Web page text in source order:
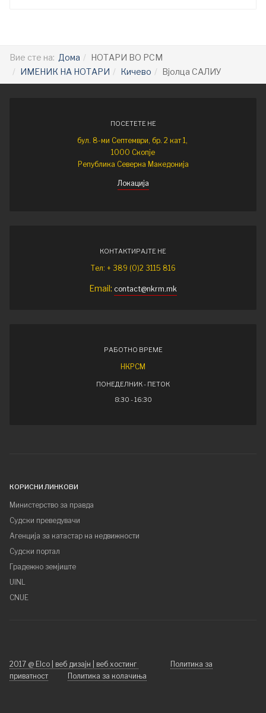
Вие сте на: Дома
НОТАРИ ВО РСМ
ИМЕНИК НА НОТАРИ
Кичево Вјолца САЛИУ
ПОСЕТЕТЕ НЕ
бул. 8-ми Септември, бр. 2 кат 1,
1000 Скопје
Република Северна Македонија
Локација
КОНТАКТИРАЈТЕ НЕ
Тел: + 389 (0)2 3115 816
Email: contact@nkrm.mk
РАБОТНО ВРЕМЕ
НКРСМ
ПОНЕДЕЛНИК - ПЕТОК
8:30 - 16:30
КОРИСНИ ЛИНКОВИ
Министерство за правда
Судски преведувачи
Агенција за катастар на недвижности
Судски портал
Градежно земјиште
UINL
CNUE
2017 @ Elco | веб дизајн | веб хостинг
Политика за
приватност
Политика за колачиња